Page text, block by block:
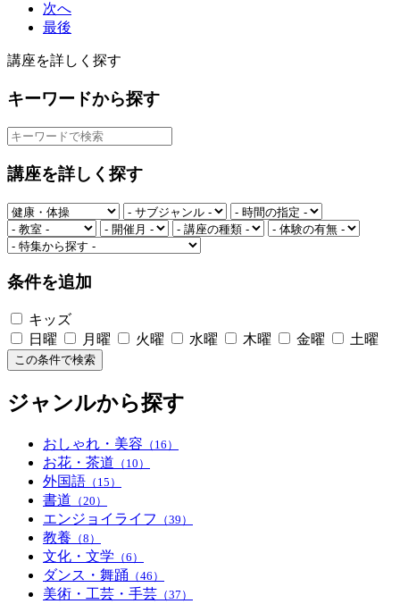
次へ
最後
講座を詳しく探す
キーワードから探す
講座を詳しく探す
条件を追加
キッズ
日曜
月曜 火曜 水曜 木曜 金曜 土曜
この条件で検索
ジャンルから探す
おしゃれ・美容 （16）
お花・茶道 （10）
外国語 （15）
書道 （20）
エンジョイライフ （39）
教養 （8）
文化・文学 （6）
ダンス・舞踊 （46）
美術・工芸・手芸 （37）